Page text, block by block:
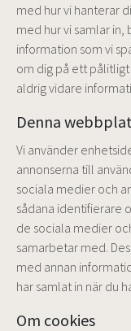
med hur vi hanterar
med hur vi samlar
information som vi
om dig på ett
aldrig vidare
Denna
Vi använder
annonserna till
sociala medier och
sådana identifierare
de sociala medier
samarbetar med.
med annan
har samlat in när du
Om cookies